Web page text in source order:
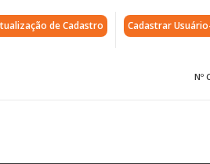
de Cadastro Cadastrar
Nº